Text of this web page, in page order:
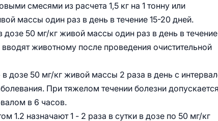
смесями из расчета 1,5 кг на 1 тонну или
массы один раз в день в течение 15-20 дней.
50 мг/кг живой массы один раз в день в течение
животному после проведения очистительной
дозе 50 мг/кг живой массы 2 раза в день с
При тяжелом течении болезни допускается
в 6 часов.
1.2 назначают 1 - 2 раза в сутки в дозе по 50 мг/кг